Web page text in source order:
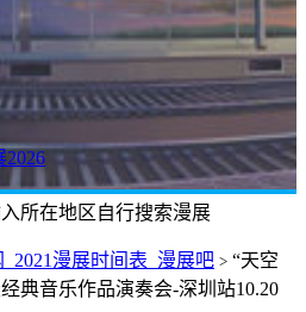
2026
所在地区自行搜索漫展
漫展时间表_漫展吧 > “天空
典音乐作品演奏会-深圳站10.20